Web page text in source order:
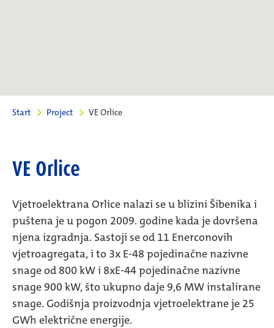
Start Project VE Orlice
VE Orlice
Vjetroelektrana Orlice nalazi se u blizini Šibenika i
puštena je u pogon 2009. godine kada je dovršena
njena izgradnja. Sastoji se od 11 Enerconovih
vjetroagregata, i to 3x E-48 pojedinačne nazivne
snage od 800 kW i 8xE-44 pojedinačne nazivne
snage 900 kW, što ukupno daje 9,6 MW instalirane
snage. Godišnja proizvodnja vjetroelektrane je 25
GWh električne energije.